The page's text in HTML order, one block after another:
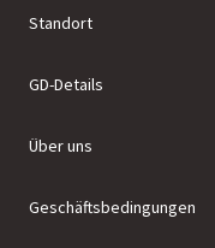
Standort
GD-Details
Über uns
Geschäftsbedingungen